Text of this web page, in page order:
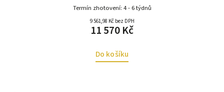
Termín zhotovení: 4 - 6 týdnů
9 561,98 Kč bez DPH
11 570 Kč
Do košíku